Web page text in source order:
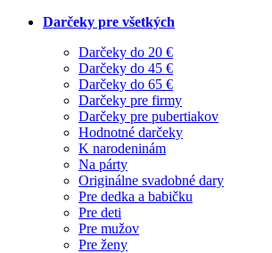
Darčeky pre všetkých
Darčeky do 20 €
Darčeky do 45 €
Darčeky do 65 €
Darčeky pre firmy
Darčeky pre pubertiakov
Hodnotné darčeky
K narodeninám
Na párty
Originálne svadobné dary
Pre dedka a babičku
Pre deti
Pre mužov
Pre ženy